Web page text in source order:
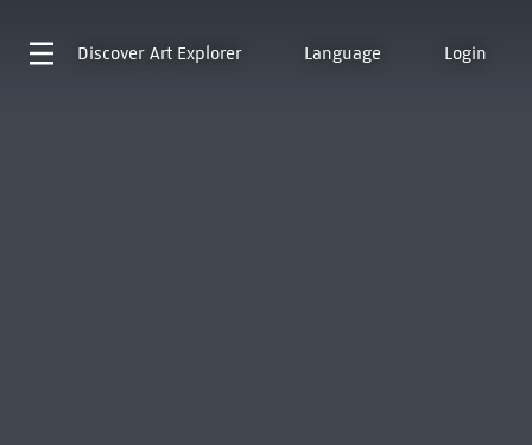
Discover Art Explorer Language Login